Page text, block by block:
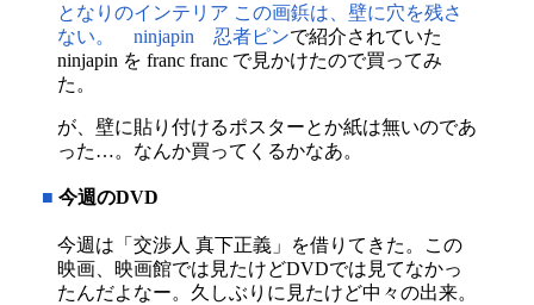
となりのインテリア この画鋲は、壁に穴を残さ
ない。 ninjapin 忍者ピンで紹介されていた
ninjapin を franc franc で見かけたので買ってみ
た。
が、壁に貼り付けるポスターとか紙は無いのであ
った…。なんか買ってくるかなあ。
■ 今週のDVD
今週は「交渉人 真下正義」を借りてきた。この
映画、映画館では見たけどDVDでは見てなかっ
たんだよなー。久しぶりに見たけど中々の出来。